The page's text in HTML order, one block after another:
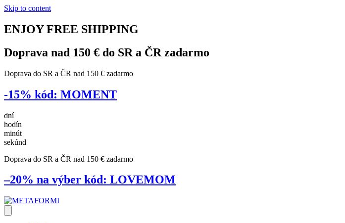
Skip to content
ENJOY FREE SHIPPING
Doprava nad 150 € do SR a ČR zadarmo
Doprava do SR a ČR nad 150 € zadarmo
-15% kód: MOMENT
dní
hodín
minút
sekúnd
Doprava do SR a ČR nad 150 € zadarmo
–20% na výber kód: LOVEMOM